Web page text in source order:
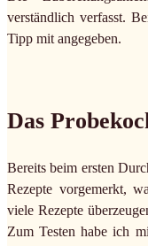
verständlich verfasst.
Tipp mit angegeben.
Das
Bereits beim ersten
Rezepte vorgemerkt,
viele Rezepte
Zum Testen habe ich